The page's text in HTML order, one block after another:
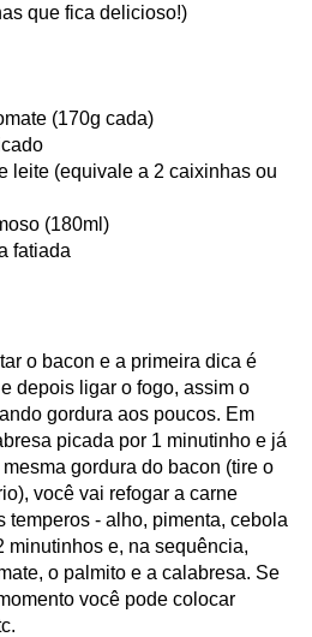
que fica delicioso!)
(170g cada)
leite (equivale a 2 caixinhas ou
(180ml)
fatiada
o bacon e a primeira dica é
depois ligar o fogo, assim o
gordura aos poucos. Em
picada por 1 minutinho e já
gordura do bacon (tire o
você vai refogar a carne
temperos - alho, pimenta, cebola
minutinhos e, na sequência,
o palmito e a calabresa. Se
você pode colocar